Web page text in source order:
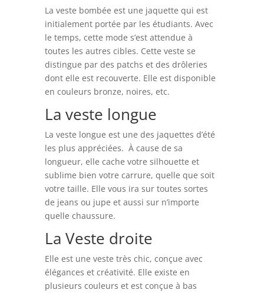
La veste bombée est une jaquette qui est
initialement portée par les étudiants. Avec
le temps, cette mode s’est attendue à
toutes les autres cibles. Cette veste se
distingue par des patchs et des drôleries
dont elle est recouverte. Elle est disponible
en couleurs bronze, noires, etc.
La veste longue
La veste longue est une des jaquettes d’été
les plus appréciées. À cause de sa
longueur, elle cache votre silhouette et
sublime bien votre carrure, quelle que soit
votre taille. Elle vous ira sur toutes sortes
de jeans ou jupe et aussi sur n’importe
quelle chaussure.
La Veste droite
Elle est une veste très chic, conçue avec
élégances et créativité. Elle existe en
plusieurs couleurs et est conçue à bas